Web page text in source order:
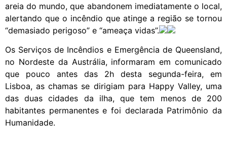
areia do mundo, que abandonem imediatamente o local,
alertando que o incêndio que atinge a região se tornou
“demasiado perigoso” e “ameaça vidas”.
Os Serviços de Incêndios e Emergência de Queensland,
no Nordeste da Austrália, informaram em comunicado
que pouco antes das 2h desta segunda-feira, em
Lisboa, as chamas se dirigiam para Happy Valley, uma
das duas cidades da ilha, que tem menos de 200
habitantes permanentes e foi declarada Patrimônio da
Humanidade.